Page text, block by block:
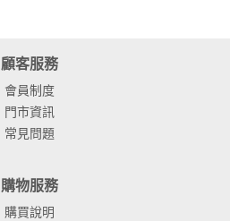
顧客服務
會員制度
門市資訊
常見問題
購物服務
購買說明